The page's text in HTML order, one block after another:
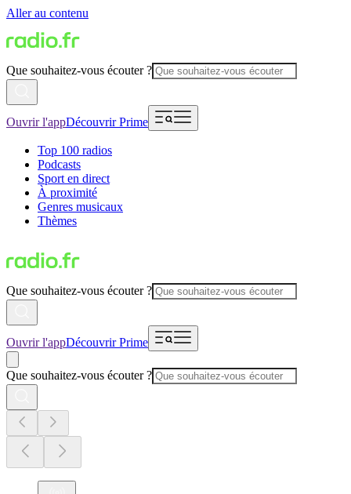
Aller au contenu
Que souhaitez-vous écouter ?
Ouvrir l'appDécouvrir Prime
Top 100 radios
Podcasts
Sport en direct
À proximité
Genres musicaux
Thèmes
Que souhaitez-vous écouter ?
Ouvrir l'appDécouvrir Prime
Que souhaitez-vous écouter ?